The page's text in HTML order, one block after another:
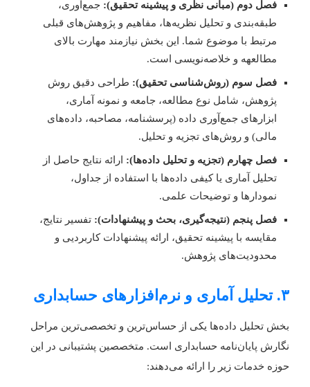
فصل دوم (مبانی نظری و پیشینه تحقیق):جمع‌آوری،
طبقه‌بندی و تحلیل نظریه‌ها، مفاهیم و پژوهش‌های قبلی
مرتبط با موضوع شما. این بخش نیازمند مهارت بالای
مطالعهه و خلاصه‌نویسی است.
فصل سوم (روش‌شناسی تحقیق):طراحی دقیق روش
پژوهش، شامل نوع مطالعه، جامعه و نمونه آماری،
ابزارهای جمع‌آوری داده (پرسشنامه، مصاحبه، داده‌های
مالی) و روش‌های تجزیه و تحلیل.
فصل چهارم (تجزیه و تحلیل داده‌ها):ارائه نتایج حاصل از
تحلیل آماری یا کیفی داده‌ها با استفاده از جداول،
نمودارها و توضیحات علمی.
فصل پنجم (نتیجه‌گیری، بحث و پیشنهادات):تفسیر نتایج،
مقایسه با پیشینه تحقیق، ارائه پیشنهادات کاربردیی و
محدودیت‌های پژوهش.
تحلیل داده‌ها یکی از حساس‌ترین و تخصصی‌ترین مراحل
پایان‌نامه حسابداری است. متخصصین پشتیبانی در این
خدمات زیر را ارائه می‌دهند: